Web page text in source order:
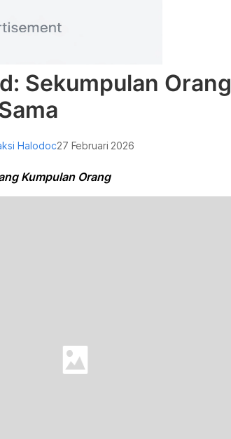
Sekumpulan Orang
Halodoc27 Februari 2026
Kumpulan Orang